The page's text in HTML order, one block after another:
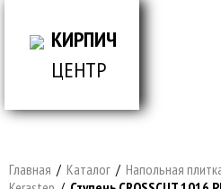
КИРПИЧ
ЦЕНТР
Главная / Каталог / Напольная